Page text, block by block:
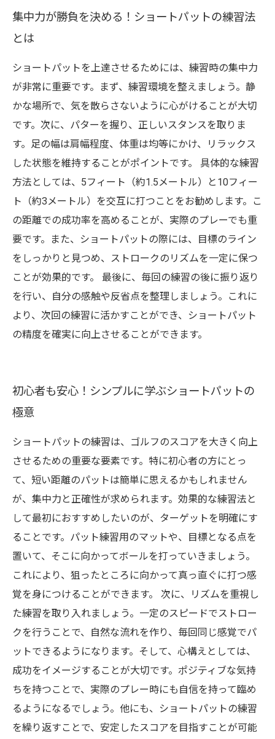
集中力が勝負を決める！ショートパットの練習法
とは
ショートパットを上達させるためには、練習時の集中力
が非常に重要です。まず、練習環境を整えましょう。静
かな場所で、気を散らさないように心がけることが大切
です。次に、パターを握り、正しいスタンスを取りま
す。足の幅は肩幅程度、体重は均等にかけ、リラックス
した状態を維持することがポイントです。 具体的な練習
方法としては、5フィート（約1.5メートル）と10フィー
ト（約3メートル）を交互に打つことをお勧めします。こ
の距離での成功率を高めることが、実際のプレーでも重
要です。また、ショートパットの際には、目標のライン
をしっかりと見つめ、ストロークのリズムを一定に保つ
ことが効果的です。 最後に、毎回の練習の後に振り返り
を行い、自分の感触や反省点を整理しましょう。これに
より、次回の練習に活かすことができ、ショートパット
の精度を確実に向上させることができます。
初心者も安心！シンプルに学ぶショートパットの
極意
ショートパットの練習は、ゴルフのスコアを大きく向上
させるための重要な要素です。特に初心者の方にとっ
て、短い距離のパットは簡単に思えるかもしれません
が、集中力と正確性が求められます。効果的な練習法と
して最初におすすめしたいのが、ターゲットを明確にす
ることです。パット練習用のマットや、目標となる点を
置いて、そこに向かってボールを打っていきましょう。
これにより、狙ったところに向かって真っ直ぐに打つ感
覚を身につけることができます。 次に、リズムを重視し
た練習を取り入れましょう。一定のスピードでストロー
クを行うことで、自然な流れを作り、毎回同じ感覚でパ
ットできるようになります。そして、心構えとしては、
成功をイメージすることが大切です。ポジティブな気持
ちを持つことで、実際のプレー時にも自信を持って臨め
るようになるでしょう。他にも、ショートパットの練習
を繰り返すことで、安定したスコアを目指すことが可能